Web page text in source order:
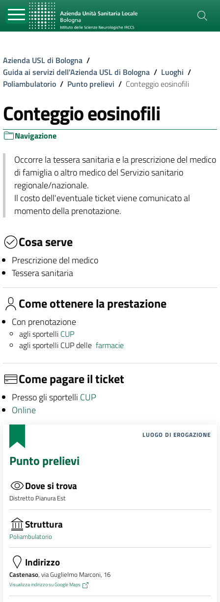
Azienda USL di Bologna /
Guida ai servizi dell'Azienda USL di Bologna / Luoghi /
Poliambulatorio / Punto prelievi / Conteggio eosinofili
Conteggio eosinofili
Navigazione
Occorre la tessera sanitaria e la prescrizione del medico
di famiglia o altro medico del Servizio sanitario
regionale/nazionale.
Il costo dell'eventuale ticket viene comunicato al
momento della prenotazione.
Cosa serve
Prescrizione del medico
Tessera sanitaria
Come ottenere la prestazione
Con prenotazione
agli sportelli CUP
agli sportelli CUP dellefarmacie
Come pagare il ticket
Presso gli sportelli CUP
Online
LUOGO DI EROGAZIONE
Punto prelievi
Dove si trova
Distretto Pianura Est
Struttura
Poliambulatorio
Indirizzo
Castenaso, via Guglielmo Marconi, 16
Visualizza indirizzo su Google Maps